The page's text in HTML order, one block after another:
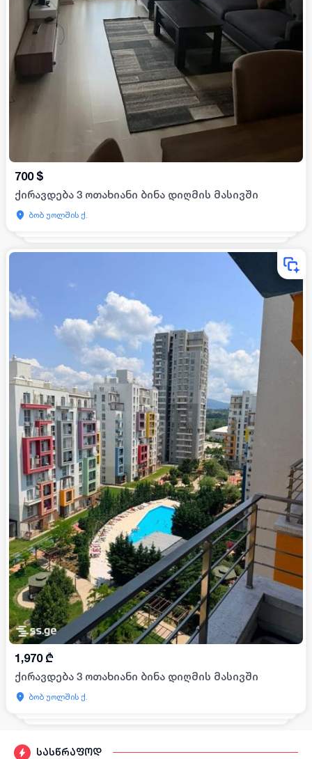
სასწრაფოდ
700 $
ქირავდება 3 ოთახიანი ბინა დიღმის მასივში
ბობ უოლშის ქ.
1,970 ₾
ქირავდება 3 ოთახიანი ბინა დიღმის მასივში
ბობ უოლშის ქ.